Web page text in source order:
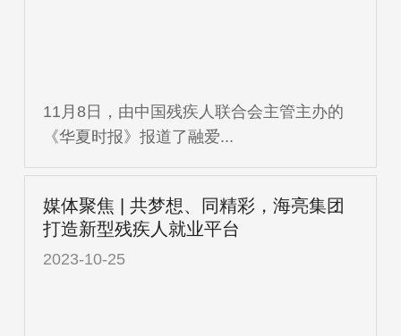
11月8日，由中国残疾人联合会主管主办的
《华夏时报》报道了融爱...
媒体聚焦 | 共梦想、同精彩，海亮集团
打造新型残疾人就业平台
2023-10-25